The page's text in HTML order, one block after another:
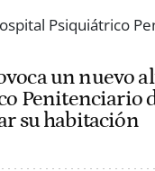
un nuevo
Penitenciario
su habitación